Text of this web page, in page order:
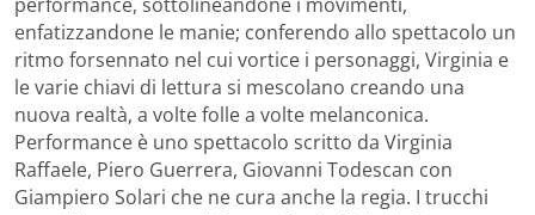
enfatizzandone le manie; conferendo allo spettacolo un
ritmo forsennato nel cui vortice i personaggi, Virginia e
le varie chiavi di lettura si mescolano creando una
nuova realtà, a volte folle a volte melanconica.
Performance è uno spettacolo scritto da Virginia
Raffaele, Piero Guerrera, Giovanni Todescan con
Giampiero Solari che ne cura anche la regia. I trucchi